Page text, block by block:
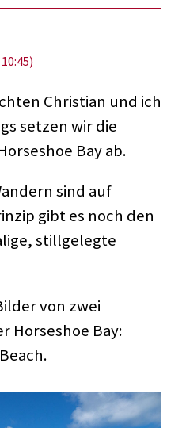
Christian und ich
setzen wir die
Bay ab.
sind auf
gibt es noch den
stillgelegte
von zwei
Horseshoe Bay: